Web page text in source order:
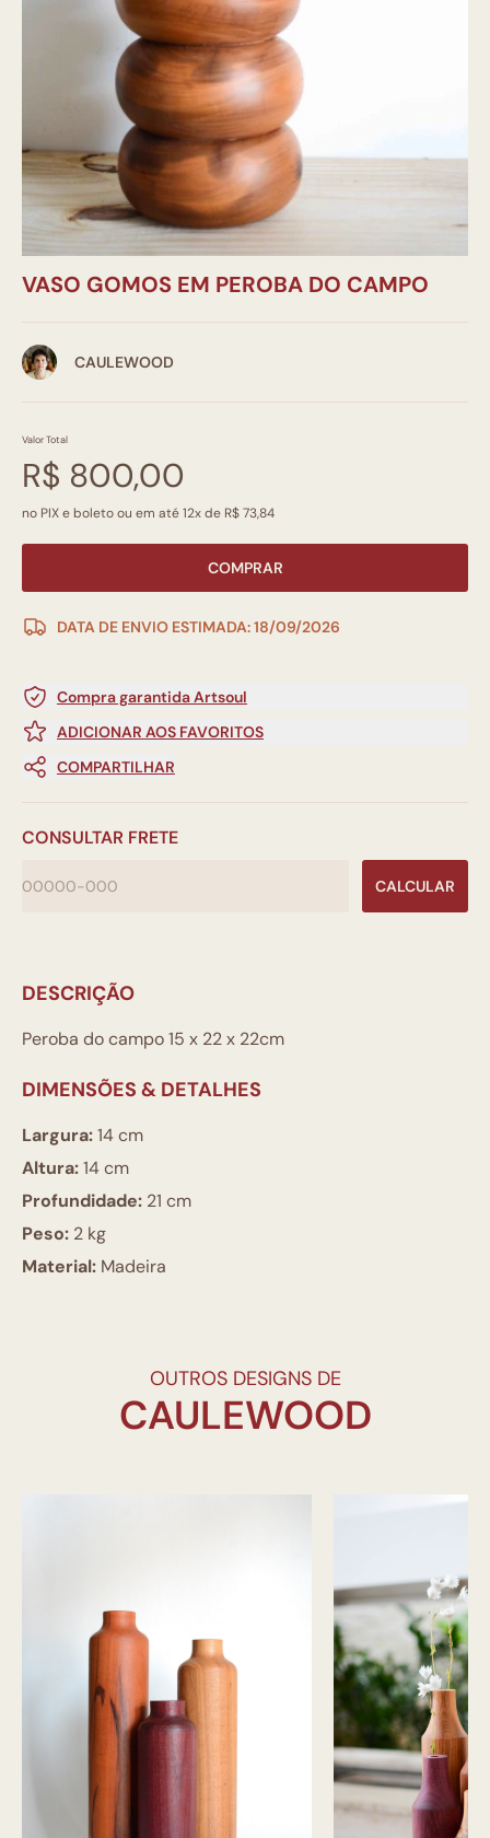
VASO GOMOS EM PEROBA DO CAMPO
CAULEWOOD
Valor Total
R$ 800,00
no PIX e boleto ou em até 12x de R$ 73,84
COMPRAR
DATA DE ENVIO ESTIMADA: 18/09/2026
Compra garantida Artsoul
ADICIONAR AOS FAVORITOS
COMPARTILHAR
CONSULTAR FRETE
CALCULAR
DESCRIÇÃO
Peroba do campo 15 x 22 x 22cm
DIMENSÕES & DETALHES
Largura:14 cm
Altura:14 cm
Profundidade: 21 cm
Peso: 2 kg
Material: Madeira
OUTROS DESIGNS DE